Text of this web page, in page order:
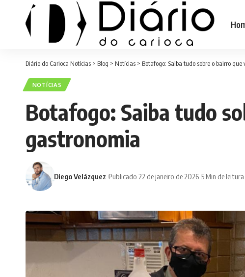
Diário do Carioca Notícias > Blog > Notícias > Botafogo: Saiba tudo sobre o bairro
NOTÍCIAS
Botafogo: Saiba tudo
gastronomia
Diego Velázquez Publicado 22 de janeiro de 2026 5 Min de leitura